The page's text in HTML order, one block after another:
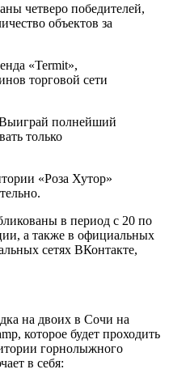
четверо победителей,
объектов за
«Termit»,
торговой сети
полнейший
только
«Роза Хутор»
в период с 20 по
а также в официальных
сетях ВКонтакте,
на двоих в Сочи на
которое будет проходить
горнолыжного
в себя: